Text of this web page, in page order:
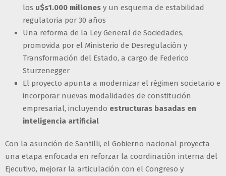
los u$s1.000 millones y un esquema de estabilidad
regulatoria por 30 años
Una reforma de la Ley General de Sociedades,
promovida por el Ministerio de Desregulación y
Transformación del Estado, a cargo de Federico
Sturzenegger
El proyecto apunta a modernizar el régimen societario e
incorporar nuevas modalidades de constitución
empresarial, incluyendo estructuras basadas en
inteligencia artificial
Con la asunción de Santilli, el Gobierno nacional proyecta
una etapa enfocada en reforzar la coordinación interna del
Ejecutivo, mejorar la articulación con el Congreso y